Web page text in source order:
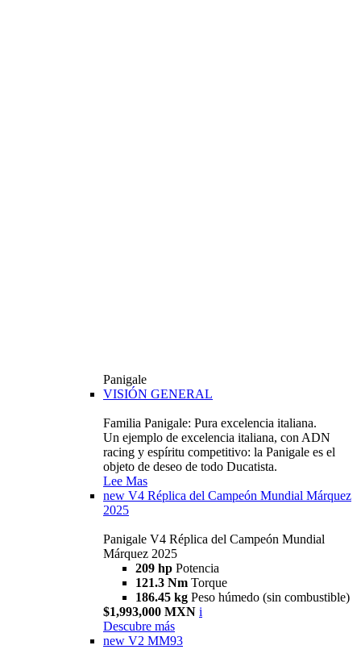
Panigale
VISIÓN GENERAL
Familia Panigale: Pura excelencia italiana.
Un ejemplo de excelencia italiana, con ADN
racing y espíritu competitivo: la Panigale es el
objeto de deseo de todo Ducatista.
Lee Mas
new V4 Réplica del Campeón Mundial Márquez
2025
Panigale V4 Réplica del Campeón Mundial
Márquez 2025
209 hp Potencia
121.3 Nm Torque
186.45 kg Peso húmedo (sin combustible)
$1,993,000 MXN i
Descubre más
new V2 MM93